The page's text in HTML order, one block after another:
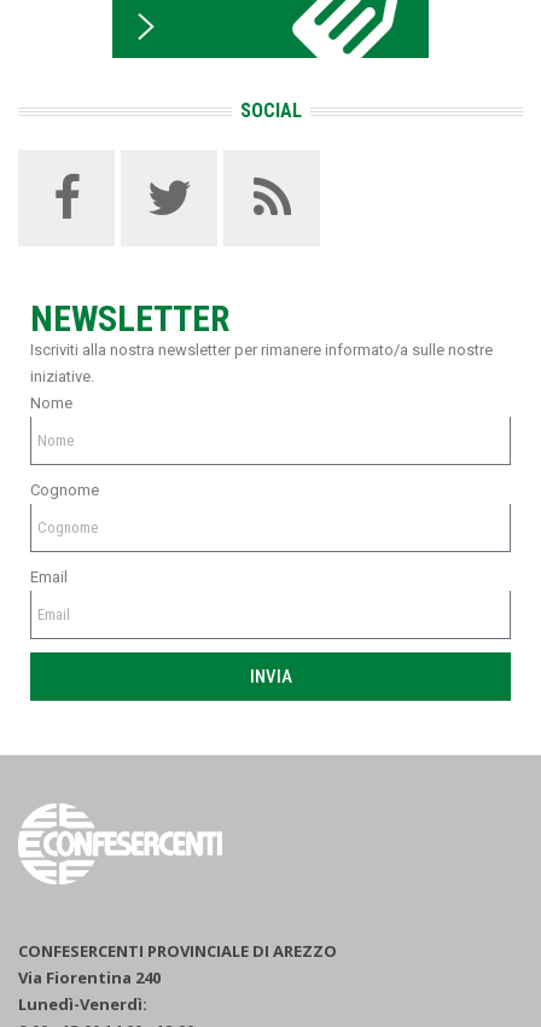
SOCIAL
NEWSLETTER
Iscriviti alla nostra newsletter per rimanere informato/a sulle nostre
iniziative.
Nome
Cognome
Email
INVIA
CONFESERCENTI PROVINCIALE DI AREZZO
Via Fiorentina 240
Lunedì-Venerdì: